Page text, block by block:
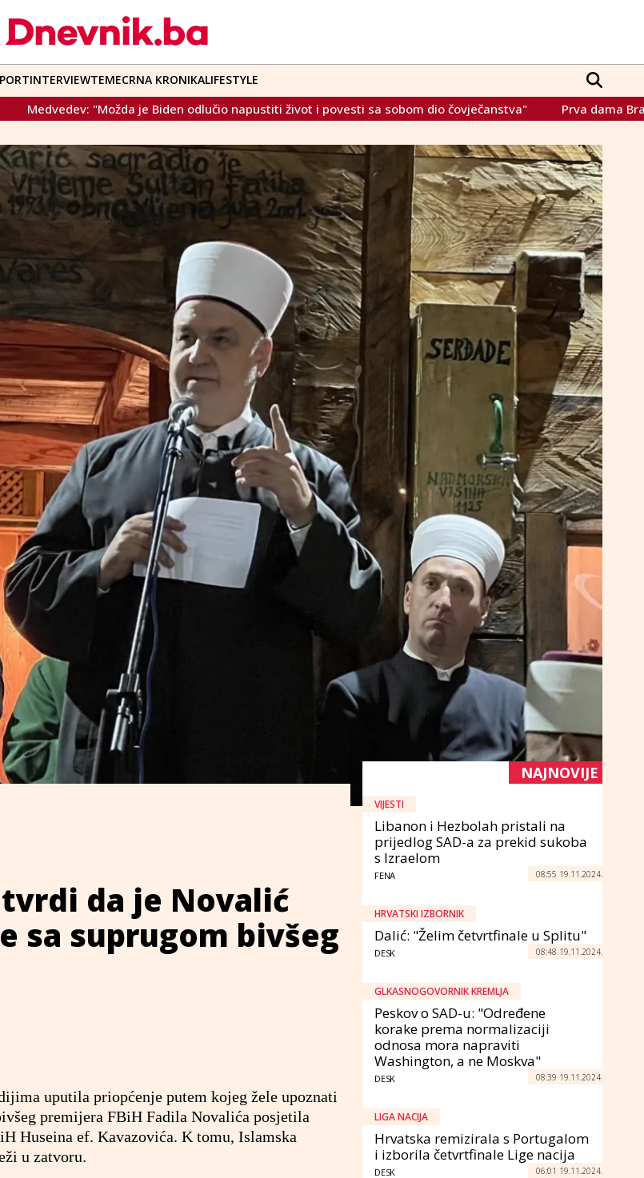
INTERVIEWTEMECRNA KRONIKALIFESTYLE
napustiti život i povesti sa sobom dio čovječanstva" Prva dama Brazila: "Ne bojim te se. Je*i se,
da je Novalić
sa suprugom bivšeg
uputila priopćenje putem kojeg žele upoznati
premijera FBiH Fadila Novalića posjetila
Huseina ef. Kavazovića. K tomu, Islamska
u zatvoru.
NAJNOVIJE
VIJESTI
Libanon i Hezbolah pristali na
prijedlog SAD-a za prekid sukoba
s Izraelom
FENA 08:55 19.11.2024.
HRVATSKI IZBORNIK
Dalić: "Želim četvrtfinale u Splitu"
DESK 08:48 19.11.2024.
GLKASNOGOVORNIK KREMLJA
Peskov o SAD-u: "Određene
korake prema normalizaciji
odnosa mora napraviti
Washington, a ne Moskva"
DESK 08:39 19.11.2024.
LIGA NACIJA
Hrvatska remizirala s Portugalom
i izborila četvrtfinale Lige nacija
DESK 06:01 19.11.2024.